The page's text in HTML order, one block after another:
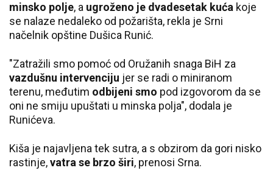
minsko polje, a ugroženo je dvadesetak kuća koje
se nalaze nedaleko od požarišta, rekla je Srni
načelnik opštine Dušica Runić.
"Zatražili smo pomoć od Oružanih snaga BiH za
vazdušnu intervenciju jer se radi o miniranom
terenu, međutim odbijeni smo pod izgovorom da se
oni ne smiju upuštati u minska polja", dodala je
Runićeva.
Kiša je najavljena tek sutra, a s obzirom da gori nisko
rastinje,vatra se brzo širi, prenosi Srna.